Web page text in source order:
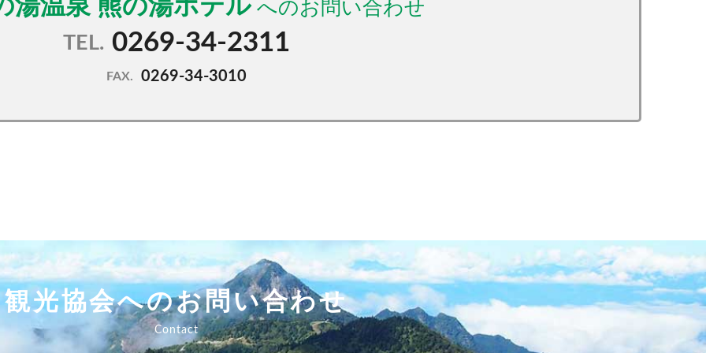
湯温泉 熊の湯ホテル
TEL. 0269-34-2311
FAX. 0269-34-3010
観光協会へのお問い合わせ